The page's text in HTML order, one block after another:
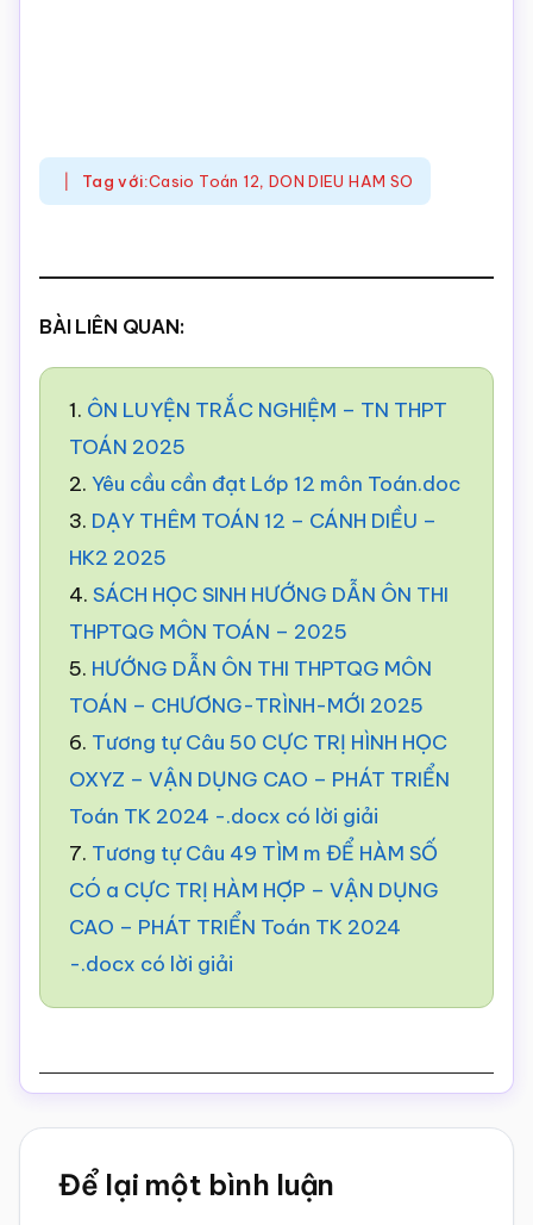
Tag với:Casio Toán 12, DON DIEU HAM SO
BÀI LIÊN QUAN:
1. ÔN LUYỆN TRẮC NGHIỆM – TN THPT
TOÁN 2025
2. Yêu cầu cần đạt Lớp 12 môn Toán.doc
3. DẠY THÊM TOÁN 12 – CÁNH DIỀU –
HK2 2025
4. SÁCH HỌC SINH HƯỚNG DẪN ÔN THI
THPTQG MÔN TOÁN – 2025
5. HƯỚNG DẪN ÔN THI THPTQG MÔN
TOÁN – CHƯƠNG-TRÌNH-MỚI 2025
6. Tương tự Câu 50 CỰC TRỊ HÌNH HỌC
OXYZ – VẬN DỤNG CAO – PHÁT TRIỂN
Toán TK 2024 -.docx có lời giải
7. Tương tự Câu 49 TÌM m ĐỂ HÀM SỐ
CÓ a CỰC TRỊ HÀM HỢP – VẬN DỤNG
CAO – PHÁT TRIỂN Toán TK 2024
-.docx có lời giải
Reader
Interactions
Để lại một bình luận